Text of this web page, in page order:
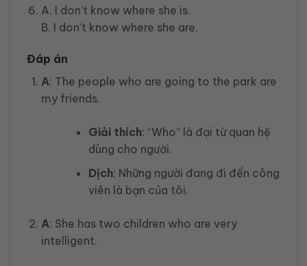
A. I don’t know where she is.
B. I don’t know where she are.
Đáp án
A: The people who are going to the park are
my friends.
Giải thích: “Who” là đại từ quan hệ
dùng cho người.
Dịch: Những người đang đi đến công
viên là bạn của tôi.
A: She has two children who are very
intelligent.